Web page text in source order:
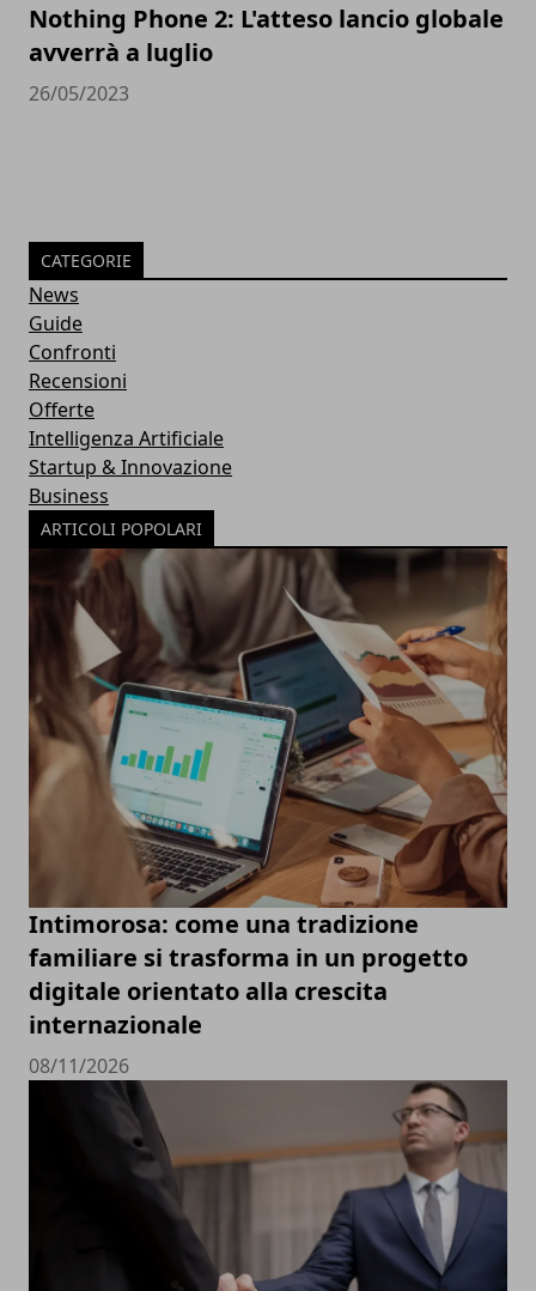
Nothing Phone 2: L'atteso lancio globale
avverrà a luglio
26/05/2023
CATEGORIE
News
Guide
Confronti
Recensioni
Offerte
Intelligenza Artificiale
Startup & Innovazione
Business
ARTICOLI POPOLARI
Intimorosa: come una tradizione
familiare si trasforma in un progetto
digitale orientato alla crescita
internazionale
08/11/2026